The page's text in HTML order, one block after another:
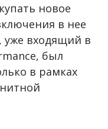
новое
в нее
уже входящий в
был
в рамках